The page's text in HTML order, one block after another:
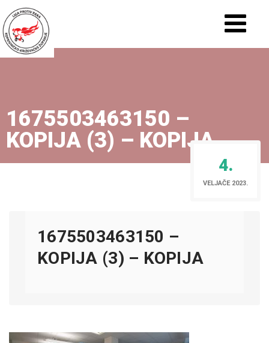
1675503463150 –
KOPIJA (3) – KOPIJA
4.
VELJAČE 2023.
1675503463150 –
KOPIJA (3) – KOPIJA